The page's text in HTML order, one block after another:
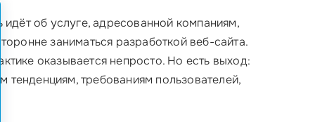
об услуге, адресованной компаниям,
заниматься разработкой веб-сайта.
оказывается непросто. Но есть выход:
требованиям пользователей,